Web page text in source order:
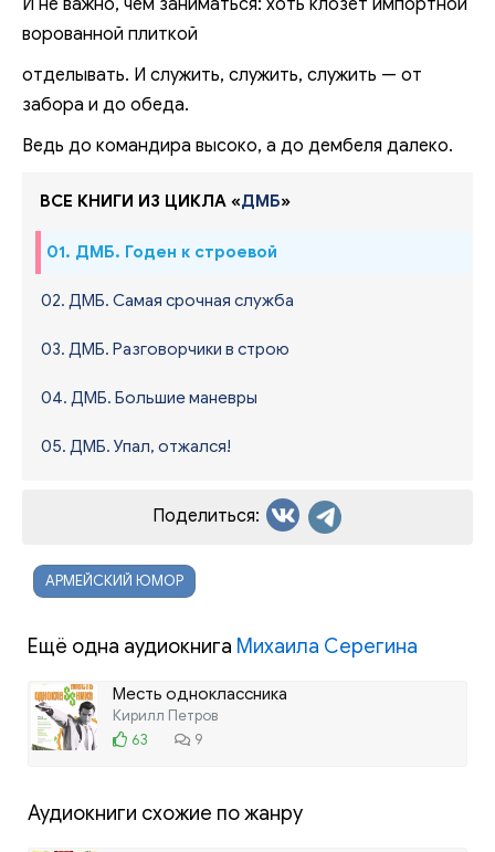
ворованной плиткой
отделывать. И служить, служить, служить — от
забора и до обеда.
Ведь до командира высоко, а до дембеля далеко.
ВСЕ КНИГИ ИЗ ЦИКЛА «ДМБ»
01. ДМБ. Годен к строевой
02. ДМБ. Самая срочная служба
03. ДМБ. Разговорчики в строю
04. ДМБ. Большие маневры
05. ДМБ. Упал, отжался!
Поделиться:
АРМЕЙСКИЙ ЮМОР
Ещё одна аудиокнига Михаила Серегина
Месть одноклассника
Кирилл Петров
63
9
Аудиокниги схожие по жанру